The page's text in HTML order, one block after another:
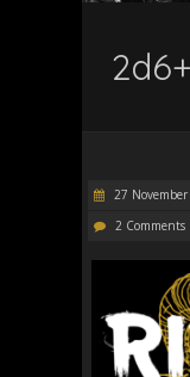
27 November
2 Comments